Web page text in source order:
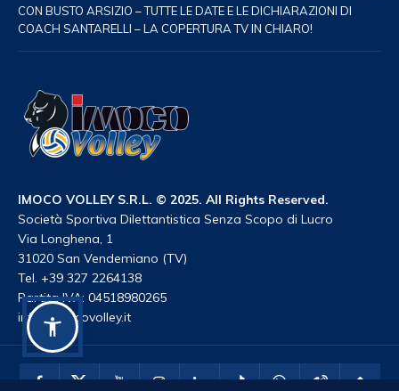
CON BUSTO ARSIZIO – TUTTE LE DATE E LE DICHIARAZIONI DI
COACH SANTARELLI – LA COPERTURA TV IN CHIARO!
IMOCO VOLLEY S.R.L. © 2025. All Rights Reserved.
Società Sportiva Dilettantistica Senza Scopo di Lucro
Via Longhena, 1
31020 San Vendemiano (TV)
Tel. +39 327 2264138
Partita IVA: 04518980265
info@imocovolley.it